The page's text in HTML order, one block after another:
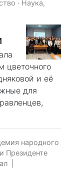
· Наука,
цветочного
и её
для
народного
Президенте